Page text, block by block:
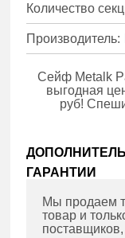
Количество
Производитель:
Сейф Metalk
выгодная
руб!
ГАРАНТИИ
Мы продаем
товар и
поставщиков,